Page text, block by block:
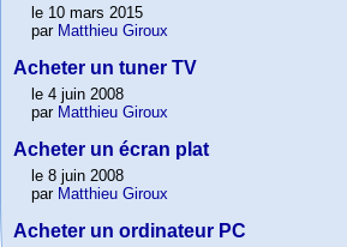
le 10 mars 2015
par Matthieu Giroux
Acheter un tuner TV
le 4 juin 2008
par Matthieu Giroux
Acheter un écran plat
le 8 juin 2008
par Matthieu Giroux
Acheter un ordinateur PC